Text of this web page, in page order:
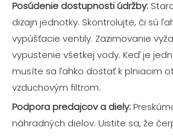
Posúdenie dostupnosti údržby:
dizajn jednotky. Skontrolujte, či sú
vypúšťacie ventily. Zazimovanie
vypustenie všetkej vody. Keď je
musíte sa ľahko dostať k plniacim
vzduchovým filtrom.
Podpora predajcov a diely:
náhradných dielov. Uistite sa, že